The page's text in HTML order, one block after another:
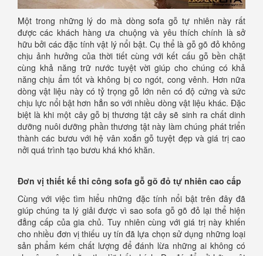
Một trong những lý do mà dòng sofa gỗ tự nhiên này rất
được các khách hàng ưa chuộng và yêu thích chính là sở
hữu bởi các đặc tính vật lý nổi bật. Cụ thể là gỗ gõ đỏ không
chịu ảnh hưởng của thời tiết cùng với kết cấu gỗ bền chặt
cùng khả năng trữ nước tuyệt vời giúp cho chúng có khả
năng chịu ẩm tốt và không bị co ngót, cong vênh. Hơn nữa
dòng vật liệu này có tỷ trọng gỗ lớn nên có độ cứng và sức
chịu lực nổi bật hơn hẳn so với nhiều dòng vật liệu khác. Đặc
biệt là khi một cây gỗ bị thương tật cây sẽ sinh ra chất dinh
dưỡng nuôi dưỡng phần thương tật này làm chúng phát triển
thành các bươu với hệ vân xoắn gỗ tuyệt đẹp và giá trị cao
nởi quá trình tạo bươu khá khó khăn.
Đơn vị thiết kế thi công sofa gỗ gõ đỏ tự nhiên cao cấp
Cùng với việc tìm hiểu những đặc tính nổi bật trên đây đã
giúp chúng ta lý giải được vì sao sofa gỗ gõ đỏ lại thể hiện
đẳng cấp của gia chủ. Tuy nhiên cùng với giá trị này khiến
cho nhiều đơn vị thiếu uy tín đã lựa chọn sử dụng những loại
sản phẩm kém chất lượng để đánh lừa những ai không có